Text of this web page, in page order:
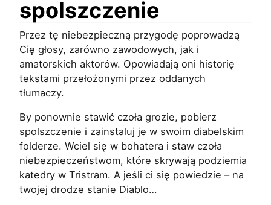
spolszczenie
Przez tę niebezpieczną przygodę poprowadzą
Cię głosy, zarówno zawodowych, jak i
amatorskich aktorów. Opowiadają oni historię
tekstami przełożonymi przez oddanych
tłumaczy.
By ponownie stawić czoła grozie, pobierz
spolszczenie i zainstaluj je w swoim diabelskim
folderze. Wciel się w bohatera i staw czoła
niebezpieczeństwom, które skrywają podziemia
katedry w Tristram. A jeśli ci się powiedzie – na
twojej drodze stanie Diablo…